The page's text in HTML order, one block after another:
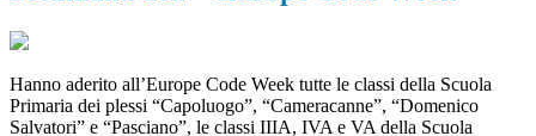
Hanno aderito all’Europe Code Week tutte le classi della Scuola
Primaria dei plessi “Capoluogo”, “Cameracanne”, “Domenico
Salvatori” e “Pasciano”, le classi IIIA, IVA e VA della Scuola